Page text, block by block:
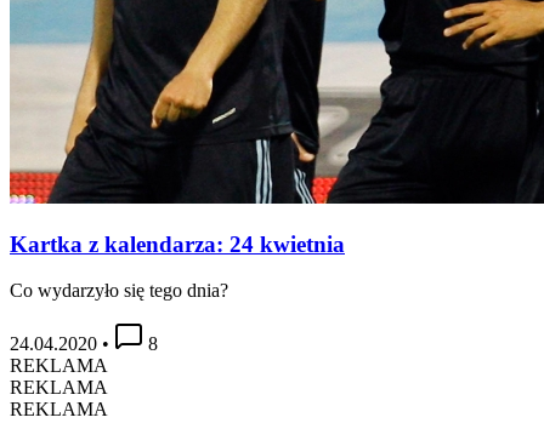
Kartka z kalendarza: 24 kwietnia
Co wydarzyło się tego dnia?
24.04.2020 •
8
REKLAMA
REKLAMA
REKLAMA